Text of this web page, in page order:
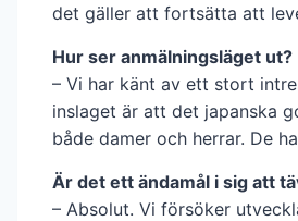
det gäller att fortsätta att
Hur ser anmälningsläget ut?
– Vi har känt av ett stort
inslaget är att det japanska
både damer och herrar. De
Är det ett ändamål i sig att
– Absolut. Vi försöker